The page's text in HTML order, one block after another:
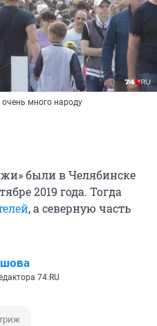
много народу
были в Челябинске
2019 года. Тогда
, а северную часть
74.RU